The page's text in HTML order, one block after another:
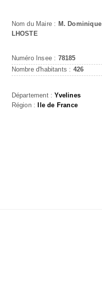
Nom du Maire : M. Dominique
LHOSTE
Numéro Insee : 78185
Nombre d'habitants : 426
Département :Yvelines
Région :
Ile de France